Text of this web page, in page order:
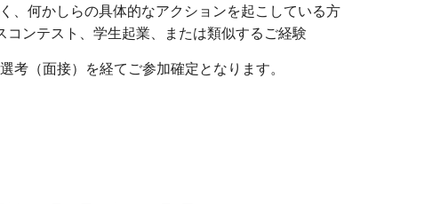
、何かしらの具体的なアクションを起こしている方
ンテスト、学生起業、または類似するご経験
考（面接）を経てご参加確定となります。